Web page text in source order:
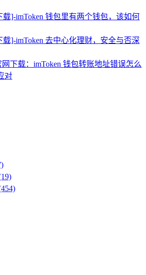
载]-imToken 钱包里有两个钱包，该如何
]-imToken 去中心化理财，安全与否深
网下载：imToken 钱包转账地址错误怎么
对